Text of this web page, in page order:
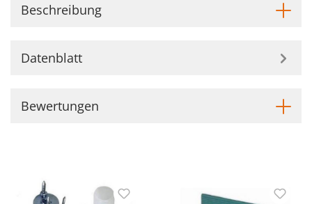
Beschreibung
Datenblatt
Bewertungen